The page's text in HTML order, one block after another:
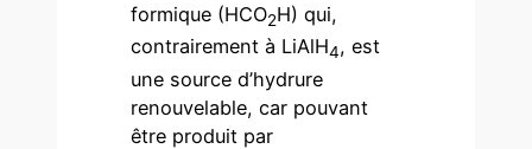
formique (HCO2H) qui,
contrairement à LiAlH4, est
une source d’hydrure
renouvelable, car pouvant
être produit par